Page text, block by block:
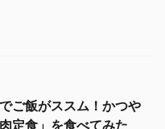
ご飯がススム！かつや
定食」を食べてみた